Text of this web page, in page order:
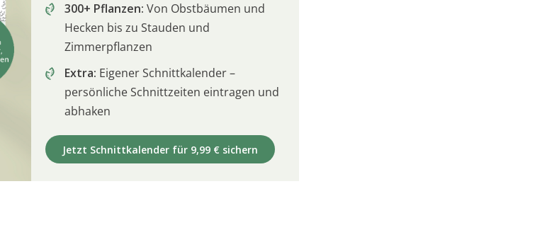
300+ Pflanzen: Von Obstbäumen und
Hecken bis zu Stauden und
Zimmerpflanzen
Extra: Eigener Schnittkalender –
persönliche Schnittzeiten eintragen und
abhaken
Jetzt Schnittkalender für 9,99 € sichern